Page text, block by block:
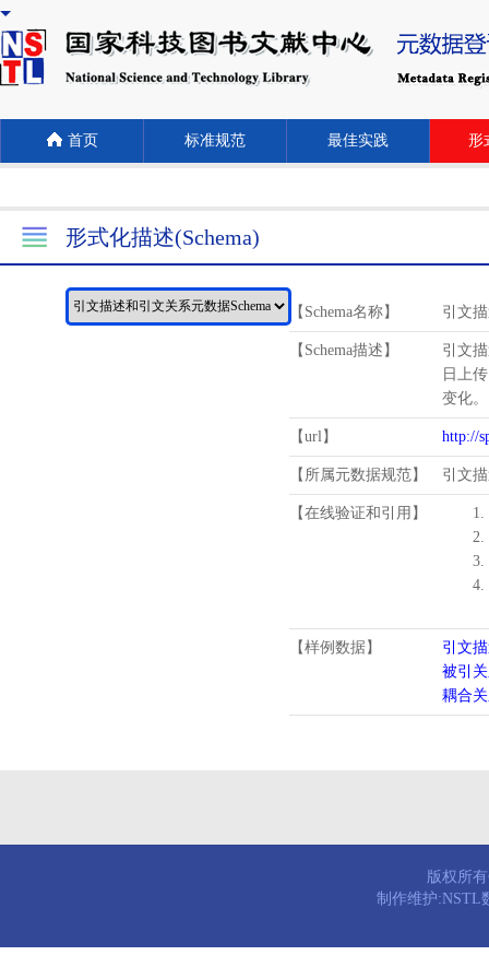
首页 标准规范 最佳实践 形
形式化描述(Schema)
【Schema名称】 引文
【Schema描述】
引文
日上
变化。
【url】 http://
【所属元数据规范】 引文
【在线验证和引用】
1.
2.
3.
4.
【样例数据】
引文
被引
耦合
版权所
制作维护:NSTL